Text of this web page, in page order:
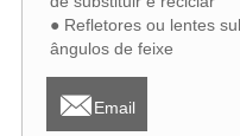
● Refletores ou lentes
ângulos de feixe
Email